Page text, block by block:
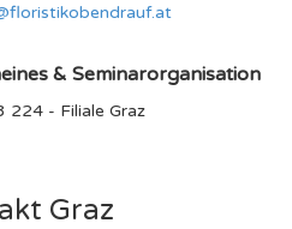
& Seminarorganisation
224 - Filiale Graz
Graz